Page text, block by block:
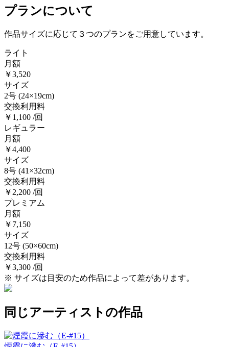
プランについて
作品サイズに応じて３つのプランをご用意しています。
ライト
月額
￥3,520
サイズ
2号 (24×19cm)
交換利用料
￥1,100 /回
レギュラー
月額
￥4,400
サイズ
8号 (41×32cm)
交換利用料
￥2,200 /回
プレミアム
月額
￥7,150
サイズ
12号 (50×60cm)
交換利用料
￥3,300 /回
※ サイズは目安のため作品によって差があります。
同じアーティストの作品